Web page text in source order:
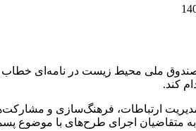
ملی محیط زیست در نامه‌ای خطاب
کند.
ارتباطات، فرهنگ‌سازی و
متقاضیان اجرای طرح‌های با موضوع